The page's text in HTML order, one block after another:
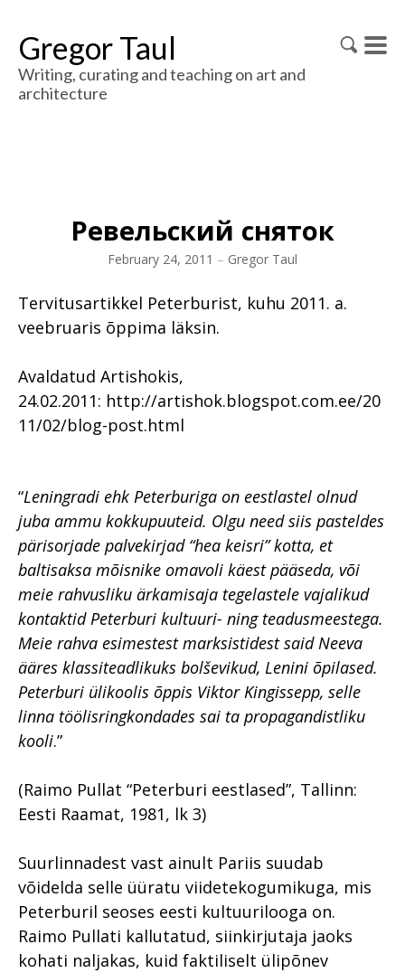
Gregor Taul
Writing, curating and teaching on art and
architecture
Ревельский сняток
February 24, 2011 – Gregor Taul
Tervitusartikkel Peterburist, kuhu 2011. a.
veebruaris õppima läksin.
Avaldatud Artishokis,
24.02.2011: http://artishok.blogspot.com.ee/20
11/02/blog-post.html
“Leningradi ehk Peterburiga on eestlastel olnud
juba ammu kokkupuuteid. Olgu need siis pasteldes
pärisorjade palvekirjad “hea keisri” kotta, et
baltisaksa mõisnike omavoli käest pääseda, või
meie rahvusliku ärkamisaja tegelastele vajalikud
kontaktid Peterburi kultuuri- ning teadusmeestega.
Meie rahva esimestest marksistidest said Neeva
ääres klassiteadlikuks bolševikud, Lenini õpilased.
Peterburi ülikoolis õppis Viktor Kingissepp, selle
linna töölisringkondades sai ta propagandistliku
kooli.”
(Raimo Pullat “Peterburi eestlased”, Tallinn:
Eesti Raamat, 1981, lk 3)
Suurlinnadest vast ainult Pariis suudab
võidelda selle üüratu viidetekogumikuga, mis
Peterburil seoses eesti kultuurilooga on.
Raimo Pullati kallutatud, siinkirjutaja jaoks
kohati naljakas, kuid faktiliselt ülipõnev